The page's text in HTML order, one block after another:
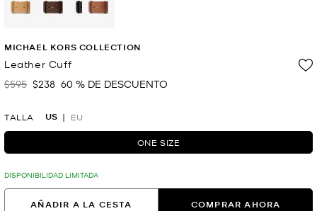
MICHAEL KORS COLLECTION
Leather Cuff
Era
$595 Ahora
$238 60 % DE DESCUENTO
TALLA US EU
ONE SIZE
DISPONIBILIDAD LIMITADA
AÑADIR A LA CESTA COMPRAR AHORA